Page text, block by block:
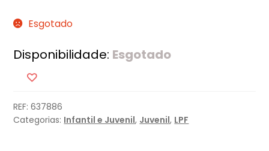
Esgotado
Disponibilidade: Esgotado
REF:637886
Categorias: Infantil e Juvenil, Juvenil, LPF